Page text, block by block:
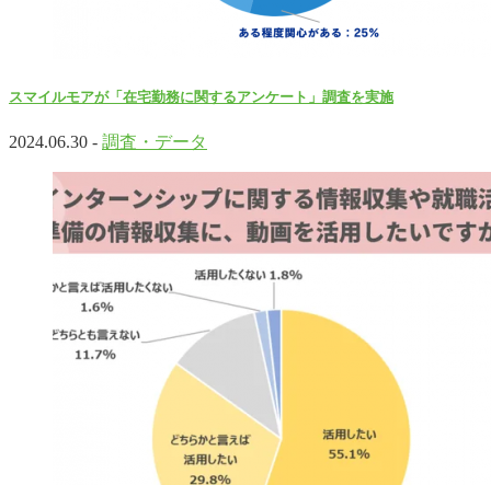
スマイルモアが「在宅勤務に関するアンケート」調査を実施
2024.06.30 - 調査・データ